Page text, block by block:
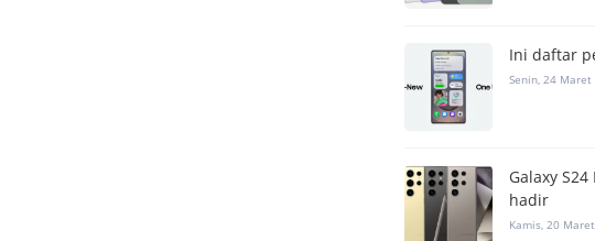
Ini daftar
Senin, 24
Galaxy
hadir
Kamis, 20